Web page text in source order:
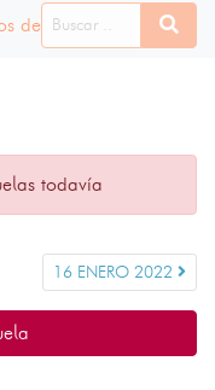
de Guadix 15
todavía
16 ENERO 2022